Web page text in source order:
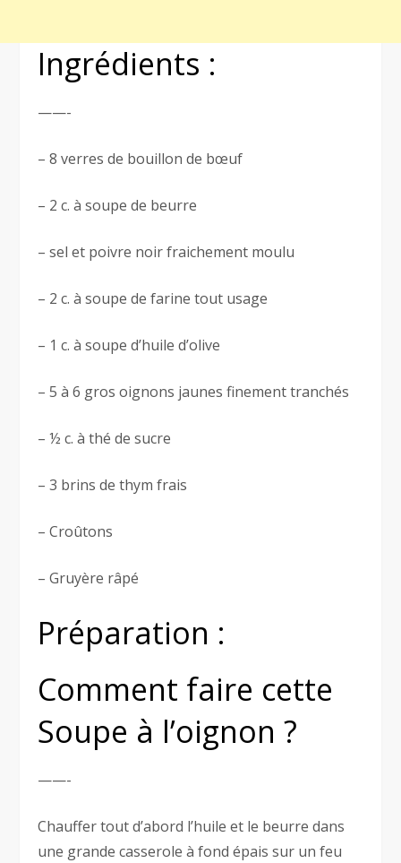
Ingrédients :
——-
– 8 verres de bouillon de bœuf
– 2 c. à soupe de beurre
– sel et poivre noir fraichement moulu
– 2 c. à soupe de farine tout usage
– 1 c. à soupe d’huile d’olive
– 5 à 6 gros oignons jaunes finement tranchés
– ½ c. à thé de sucre
– 3 brins de thym frais
– Croûtons
– Gruyère râpé
Préparation :
Comment faire cette
Soupe à l’oignon ?
——-
Chauffer tout d’abord l’huile et le beurre dans
une grande casserole à fond épais sur un feu